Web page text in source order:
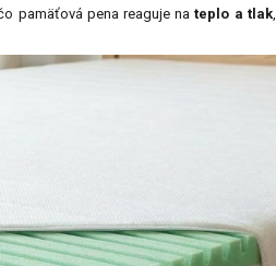
pamäťová pena reaguje nateplo a tlak